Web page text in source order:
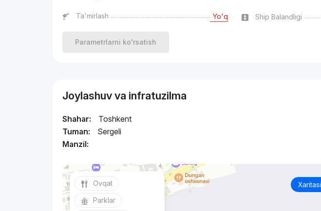
Ta'mirlash Yo'q Ship Balandligi
Parametrlarni ko'rsatish
Joylashuv va infratuzilma
Shahar:
Toshkent
Tuman:
Sergeli
Manzil:
Xaritasi
Ovqat
Parklar